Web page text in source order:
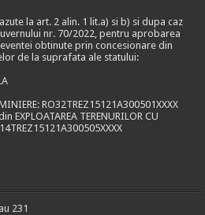
la art. 2 alin. 1 lit.a) si b) si dupa caz
nr. 70/2022, pentru aprobarea
obtinute prin concesionare din
de la suprafata ale statului:
RO32TREZ15121A300501XXXX
EXPLOATAREA TERENURILOR CU
231